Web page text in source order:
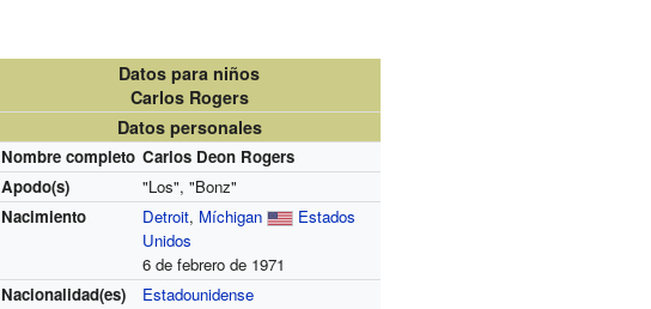
Datos para niños
Carlos Rogers
Datos personales
Nombre completo Carlos Deon Rogers
Apodo(s)
"Los", "Bonz"
Nacimiento
Detroit, Míchigan
Estados
Unidos
6 de febrero de 1971
Nacionalidad(es)
Estadounidense